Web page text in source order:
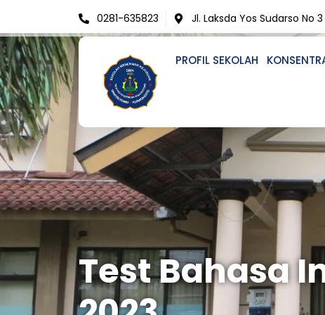
content
0281-635823 Jl. Laksda Yos Sudarso No
PROFIL SEKOLAH
Test Bahasa